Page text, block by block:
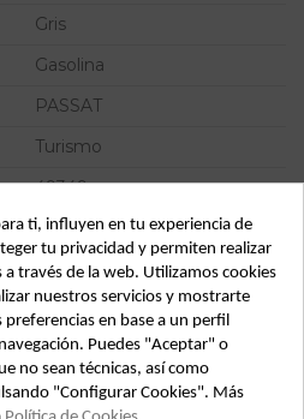
Gris
Gasolina
PASSAT
Turismo
49349
362
100028999
20
ti, influyen en tu experiencia de
tu privacidad y permiten realizar
a través de la web. Utilizamos cookies
nuestros servicios y mostrarte
en base a un perfil
Puedes "Aceptar" o
no sean técnicas, así como
"Configurar Cookies". Más